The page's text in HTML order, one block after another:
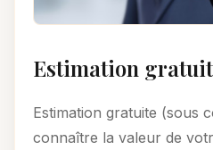
Estimation
Estimation gratuite (sous
connaître la valeur de